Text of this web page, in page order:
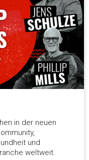
in der neuen
und
weltweit.